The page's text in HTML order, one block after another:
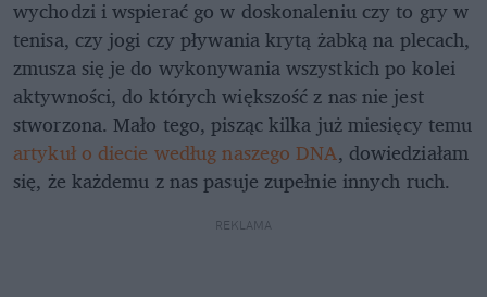
wychodzi i wspierać go w doskonaleniu czy to gry w
tenisa, czy jogi czy pływania krytą żabką na plecach,
zmusza się je do wykonywania wszystkich po kolei
aktywności, do których większość z nas nie jest
stworzona. Mało tego, pisząc kilka już miesięcy temu
artykuł o diecie według naszego DNA, dowiedziałam
się, że każdemu z nas pasuje zupełnie innych ruch.
REKLAMA